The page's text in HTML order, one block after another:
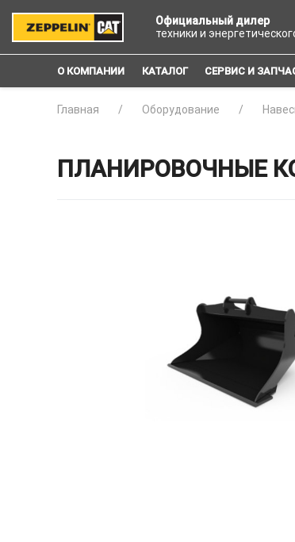
Официальный дилер
техники и
О КОМПАНИИ КАТАЛОГ СЕРВИС И
Главная Оборудование
ПЛАНИРОВОЧНЫЕ